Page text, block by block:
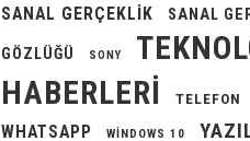
SANAL GERÇEKLIK SANAL
GÖZLÜĞÜ SONY
HABERLERI
TELEFON
WHATSAPP WINDOWS 10